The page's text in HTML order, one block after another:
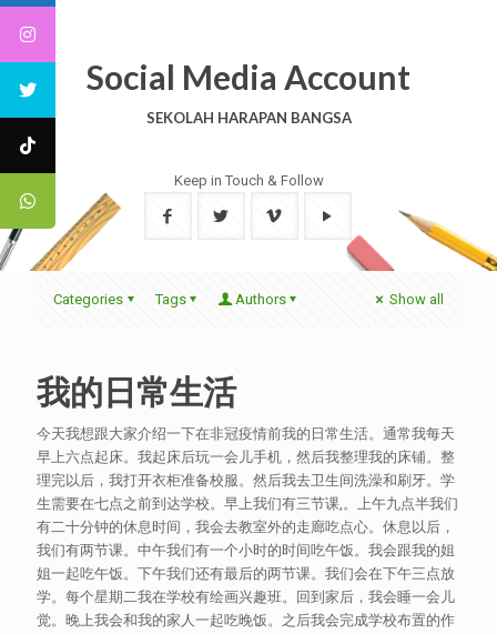
Social Media Account
SEKOLAH HARAPAN BANGSA
Keep in Touch & Follow
Categories Tags Authors Show all
我的日常生活
今天我想跟大家介绍一下在非冠疫情前我的日常生活。通常我每天
早上六点起床。我起床后玩一会儿手机，然后我整理我的床铺。整
理完以后，我打开衣柜准备校服。然后我去卫生间洗澡和刷牙。学
生需要在七点之前到达学校。早上我们有三节课,。上午九点半我们
有二十分钟的休息时间，我会去教室外的走廊吃点心。休息以后，
我们有两节课。中午我们有一个小时的时间吃午饭。我会跟我的姐
姐一起吃午饭。下午我们还有最后的两节课。我们会在下午三点放
学。每个星期二我在学校有绘画兴趣班。回到家后，我会睡一会儿
觉。晚上我会和我的家人一起吃晚饭。之后我会完成学校布置的作